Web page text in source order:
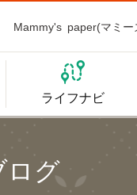
Mammy's paper(マミー

ライフナビ
ログ